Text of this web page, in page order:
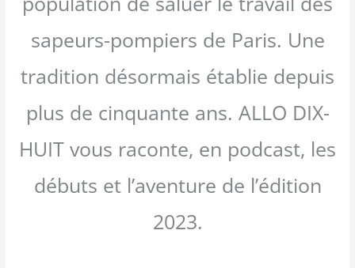
sapeurs-pompiers de Paris. Une
tradition désormais établie depuis
plus de cinquante ans. ALLO DIX-
HUIT vous raconte, en podcast, les
débuts et l’aventure de l’édition
2023.